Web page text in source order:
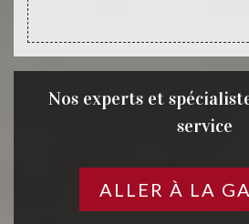
Nos experts et
service
ALLER À LA